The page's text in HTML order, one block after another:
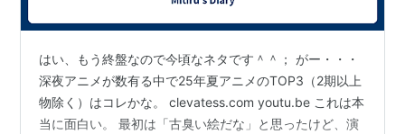
はい、もう終盤なので今頃なネタです＾＾； がー・・・
深夜アニメが数有る中で25年夏アニメのTOP3（2期以上
物除く）はコレかな。 clevatess.com youtu.be これは本
当に面白い。 最初は「古臭い絵だな」と思ったけど、演